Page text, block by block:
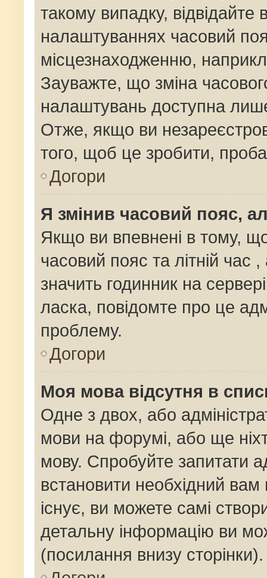
такому випадку,
налаштуваннях часовий
місцезнаходженню,
Зауважте, що зміна
налаштувань доступна
Отже, якщо ви
того, щоб це зробити,
Догори
Я змінив часовий пояс,
Якщо ви впевнені в тому,
часовий пояс та літній час
значить годинник на
ласка, повідомте про це
проблему.
Догори
Моя мова відсутня в
Одне з двох, або
мови на форумі, або ще
мову. Спробуйте запитати
встановити необхідний
існує, ви можете самі
детальну інформацію ви
(посилання внизу сторінки).